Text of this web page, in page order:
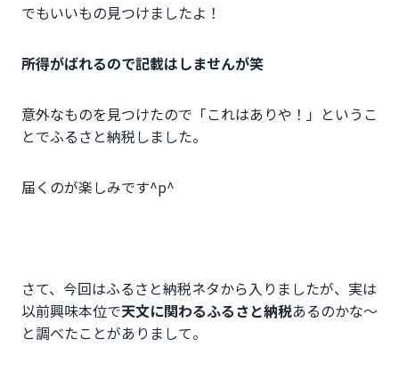
でもいいもの見つけましたよ！
所得がばれるので記載はしませんが笑
意外なものを見つけたので「これはありや！」というこ
とでふるさと納税しました。
届くのが楽しみです^p^
さて、今回はふるさと納税ネタから入りましたが、実は
以前興味本位で天文に関わるふるさと納税あるのかな～
と調べたことがありまして。